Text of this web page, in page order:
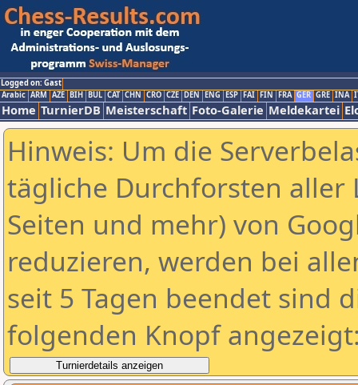
Logged on: Gast
Arabic ARM AZE BIH BUL CAT CHN CRO CZE DEN ENG ESP FAI FIN FRA GER GRE INA
Home TurnierDB Meisterschaft Foto-Galerie Meldekartei
Hinweis: Um die
tägliche Durchforsten aller
Seiten und mehr) von
reduzieren, werden bei
seit 5 Tagen beendet sind
folgenden Knopf